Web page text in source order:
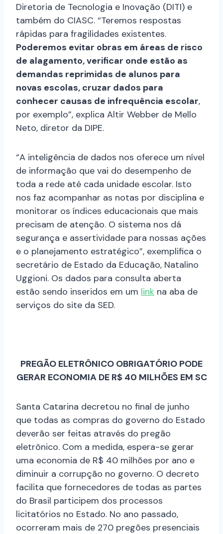
Diretoria de Tecnologia e Inovação (DITI) e
também do CIASC. “Teremos respostas
rápidas para fragilidades existentes.
Poderemos evitar obras em áreas de risco
de alagamento, verificar onde estão as
demandas reprimidas de alunos para
novas escolas, cruzar dados para
conhecer causas de infrequência escolar,
por exemplo”, explica Altir Webber de Mello
Neto, diretor da DIPE.
“A inteligência de dados nos oferece um nível
de informação que vai do desempenho de
toda a rede até cada unidade escolar. Isto
nos faz acompanhar as notas por disciplina e
monitorar os índices educacionais que mais
precisam de atenção. O sistema nos dá
segurança e assertividade para nossas ações
e o planejamento estratégico”, exemplifica o
secretário de Estado da Educação, Natalino
Uggioni. Os dados para consulta aberta
estão sendo inseridos em um link na aba de
serviços do site da SED.
PREGÃO ELETRÔNICO OBRIGATÓRIO PODE
GERAR ECONOMIA DE R$ 40 MILHÕES EM SC
Santa Catarina decretou no final de junho
que todas as compras do governo do Estado
deverão ser feitas através do pregão
eletrônico. Com a medida, espera-se gerar
uma economia de R$ 40 milhões por ano e
diminuir a corrupção no governo. O decreto
facilita que fornecedores de todas as partes
do Brasil participem dos processos
licitatórios no Estado. No ano passado,
ocorreram mais de 270 pregões presenciais